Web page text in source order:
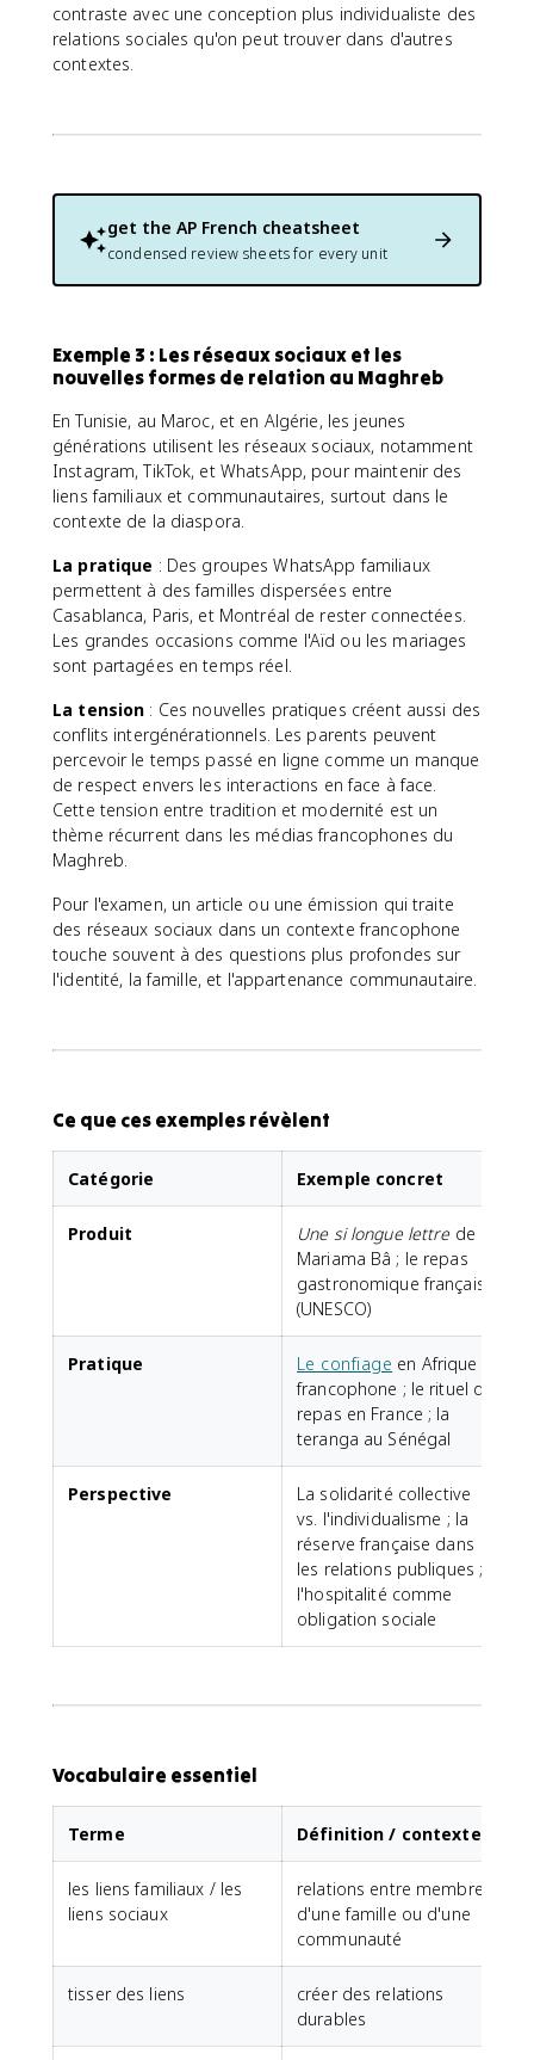
contraste avec une conception plus individualiste des
relations sociales qu'on peut trouver dans d'autres
contextes.
get the AP French cheatsheet
condensed review sheets for every unit
Exemple 3 : Les réseaux sociaux et les
nouvelles formes de relation au Maghreb
En Tunisie, au Maroc, et en Algérie, les jeunes
générations utilisent les réseaux sociaux, notamment
Instagram, TikTok, et WhatsApp, pour maintenir des
liens familiaux et communautaires, surtout dans le
contexte de la diaspora.
La pratique : Des groupes WhatsApp familiaux
permettent à des familles dispersées entre
Casablanca, Paris, et Montréal de rester connectées.
Les grandes occasions comme l'Aïd ou les mariages
sont partagées en temps réel.
La tension : Ces nouvelles pratiques créent aussi des
conflits intergénérationnels. Les parents peuvent
percevoir le temps passé en ligne comme un manque
de respect envers les interactions en face à face.
Cette tension entre tradition et modernité est un
thème récurrent dans les médias francophones du
Maghreb.
Pour l'examen, un article ou une émission qui traite
des réseaux sociaux dans un contexte francophone
touche souvent à des questions plus profondes sur
l'identité, la famille, et l'appartenance communautaire.
Ce que ces exemples révèlent
Catégorie Exemple concret
Produit Une si longue lettrede
Mariama Bâ ; le repas
gastronomique français
(UNESCO)
Pratique Le confiage en Afrique
francophone ; le rituel du
repas en France ; la
teranga au Sénégal
Perspective
La solidarité collective
vs. l'individualisme ; la
réserve française dans
les relations publiques ;
l'hospitalité comme
obligation sociale
Vocabulaire essentiel
Terme Définition / contexte
les liens familiaux / les
liens sociaux
relations entre membres
d'une famille ou d'une
communauté
tisser des liens
créer des relations
durables